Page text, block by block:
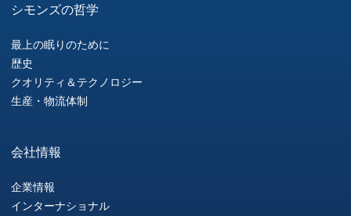
シモンズの哲学
最上の眠りのために
歴史
クオリティ＆テクノロジー
生産・物流体制
会社情報
企業情報
インターナショナル